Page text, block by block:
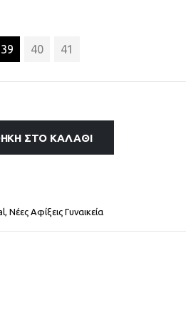
39 40 41
ΣΤΟ ΚΑΛΆΘΙ
, Νέες Αφίξεις Γυναικεία